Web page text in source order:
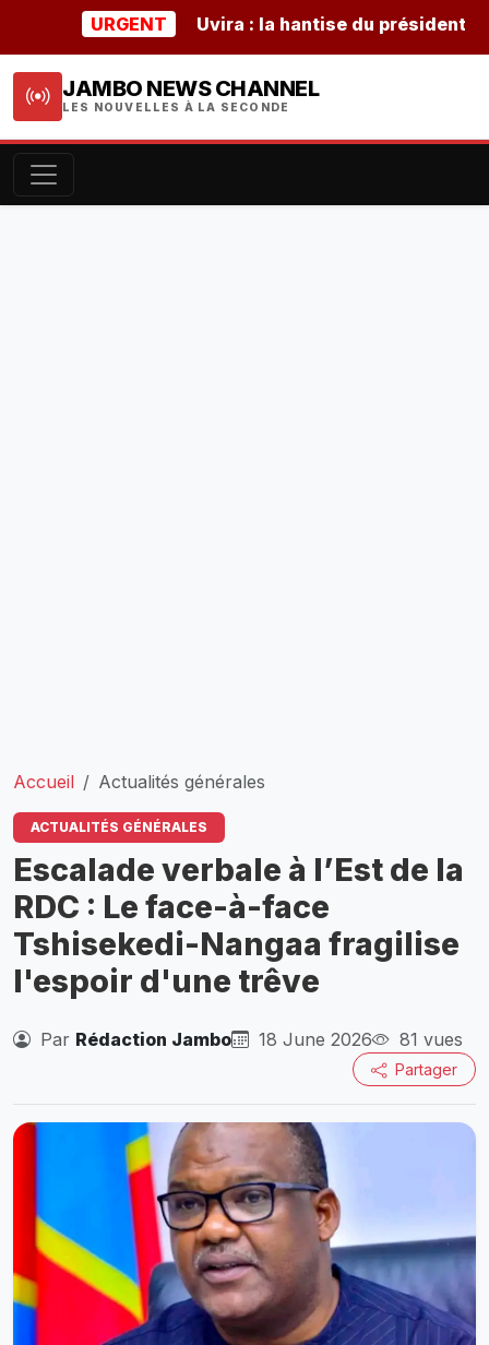
URGENT Uvira : la hantise du président
JAMBO NEWS CHANNEL
LES NOUVELLES À LA SECONDE
Accueil Actualités générales
ACTUALITÉS GÉNÉRALES
Escalade verbale à l’Est de la
RDC : Le face-à-face
Tshisekedi-Nangaa fragilise
l'espoir d'une trêve
Par Rédaction Jambo 18 June 2026 81 vues
Partager